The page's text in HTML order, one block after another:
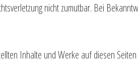
nicht zumutbar. Bei
Inhalte und Werke auf diesen